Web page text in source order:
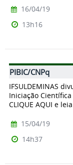
16/04/19
13h16
PIBIC/CNPq
IFSULDEMINAS
Iniciação Científica
CLIQUE AQUI e
15/04/19
14h37